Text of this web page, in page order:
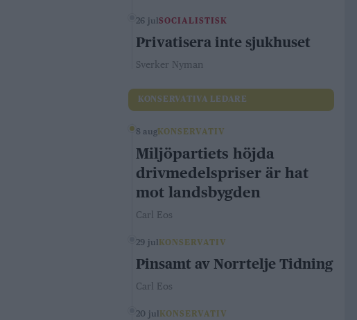
26 julSOCIALISTISK
Privatisera inte sjukhuset
Sverker Nyman
KONSERVATIVA LEDARE
8 aug KONSERVATIV
Miljöpartiets höjda
drivmedelspriser är hat
mot landsbygden
Carl Eos
29 jul KONSERVATIV
Pinsamt av Norrtelje Tidning
Carl Eos
20 jul KONSERVATIV